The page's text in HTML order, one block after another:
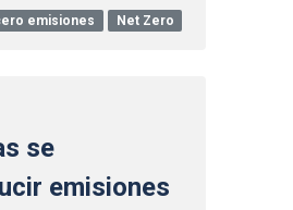
emisiones Net Zero
se
emisiones